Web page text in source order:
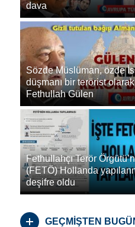
dava
Sözde Müslüman, özde
düşmanı bir terörist olarak
Fethullah Gülen
Fethullahçı Terör
(FETÖ) Hollanda
deşifre oldu
GEÇMİŞTEN